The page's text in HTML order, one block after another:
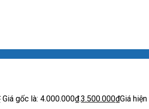
Giá gốc là: 4.000.000₫.3.500.000₫Giá